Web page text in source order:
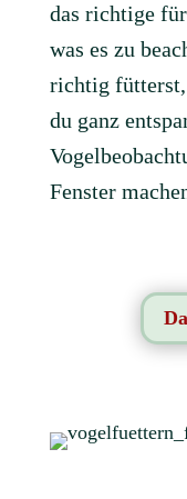
das richtige
was es zu
richtig fütterst,
du ganz
Fenster